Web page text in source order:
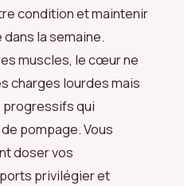
condition et maintenir
la semaine.
muscles, le cœur ne
charges lourdes mais
qui
pompage. Vous
doser vos
privilégier et